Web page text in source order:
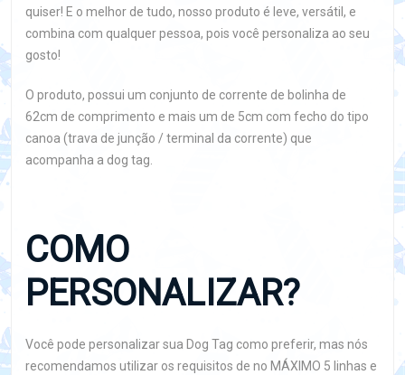
quiser! E o melhor de tudo, nosso produto é leve, versátil, e
combina com qualquer pessoa, pois você personaliza ao seu
gosto!
O produto, possui um conjunto de corrente de bolinha de
62cm de comprimento e mais um de 5cm com fecho do tipo
canoa (trava de junção / terminal da corrente) que
acompanha a dog tag.
COMO
PERSONALIZAR?
Você pode personalizar sua Dog Tag como preferir, mas nós
recomendamos utilizar os requisitos de no MÁXIMO 5 linhas e